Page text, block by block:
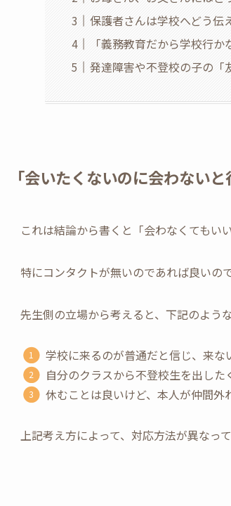
保護者さんは学校へどう伝
「義務教育だから学校行か
発達障害や不登校の子の「
「会いたくないのに会わない
これは結論から書くと「会わなくてもいい
特にコンタクトが無いのであれば良いの
先生側の立場から考えると、下記のよう
学校に来るのが普通だと信じ、来
自分のクラスから不登校生を出し
休むことは良いけど、本人が仲間
上記考え方によって、対応方法が異なって